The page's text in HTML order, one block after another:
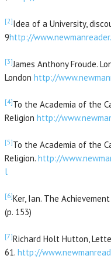
[2]Idea of a University,
9http://
[3]James Anthony Froude.
London http://
[4]To the Academia of the
Religion http://
[5]To the Academia of the
Religion. http://
l
[6]Ker, Ian. The
(p. 153)
[7]Richard Holt Hutton,
61. http://